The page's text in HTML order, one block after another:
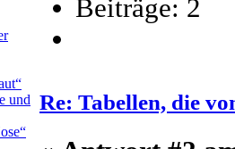
und
Beiträge: 2
Re: Tabellen, die